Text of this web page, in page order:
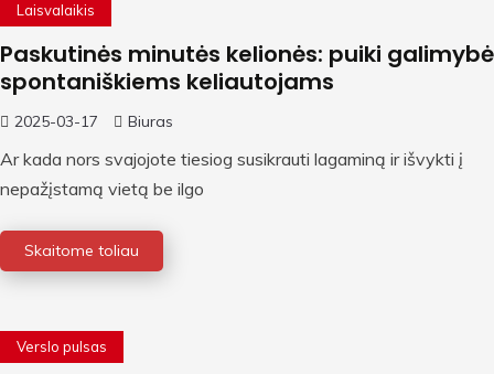
Laisvalaikis
Paskutinės minutės kelionės: puiki galimybė
spontaniškiems keliautojams
2025-03-17 Biuras
Ar kada nors svajojote tiesiog susikrauti lagaminą ir išvykti į
nepažįstamą vietą be ilgo
Skaitome toliau
Verslo pulsas